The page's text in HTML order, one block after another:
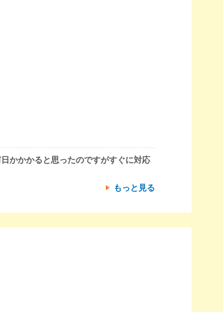
かかかると思ったのですがすぐに対応
もっと見る